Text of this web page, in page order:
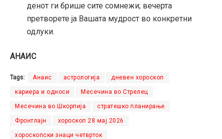
денот ги брише сите сомнежи; вечерта
претворете ја Вашата мудрост во конкретни
одлуки.
АНАИС
Tags: Анаис астрологија дневен хороскоп
кариера и односи Месечина во Стрелец
Месечина во Шкорпија стратешко планирање
Фронтлајн хороскоп 28 мај 2026
хороскопски знаци четврток